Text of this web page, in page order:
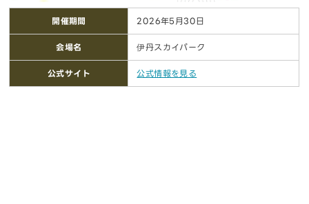
開催期間 2026年5月30日
会場名 伊丹スカイパーク
公式サイト 公式情報を見る